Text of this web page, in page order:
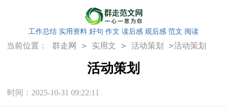
工作总结 实用资料 好句 作文 读后感 观后感 范文 阅读
当前位置： 群走网 > 实用文 > 活动策划 >活动策划
活动策划
时间：2025-10-31 09:22:11